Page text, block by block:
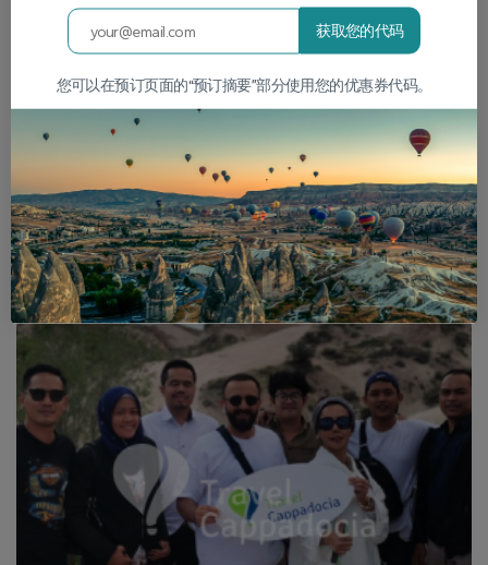
回款项。
画廊
探索旅游团
获取您的代码
您可以在预订页面的“预订摘要”部分使用您的优惠券代码。